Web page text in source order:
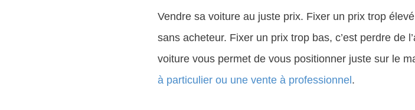
Vendre sa voiture au juste prix. Fixer un prix trop
sans acheteur. Fixer un prix trop bas, c’est perdre de
voiture vous permet de vous positionner juste sur le
à particulier ou une vente à professionnel .